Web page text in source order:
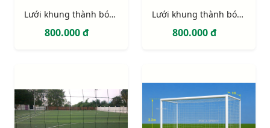
Lưới khung thành bóng đá 5 người (gôn mini sân cỏ nhân tạo)
800.000 đ
Lưới khung thành bóng đá 5 người (gôn mini sân cỏ nhân tạo)
800.000 đ